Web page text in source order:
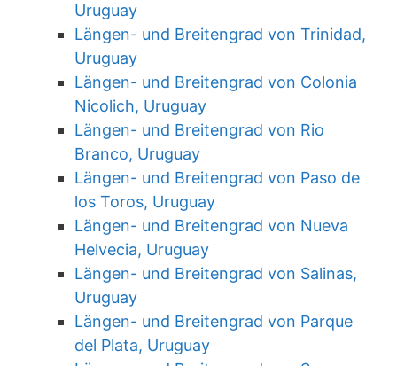
Uruguay
Längen- und Breitengrad von Trinidad,
Uruguay
Längen- und Breitengrad von Colonia
Nicolich, Uruguay
Längen- und Breitengrad von Rio
Branco, Uruguay
Längen- und Breitengrad von Paso de
los Toros, Uruguay
Längen- und Breitengrad von Nueva
Helvecia, Uruguay
Längen- und Breitengrad von Salinas,
Uruguay
Längen- und Breitengrad von Parque
del Plata, Uruguay